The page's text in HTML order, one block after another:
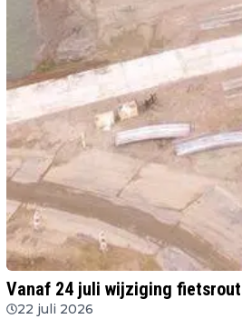
Vanaf 24 juli wijziging
22 juli 2026